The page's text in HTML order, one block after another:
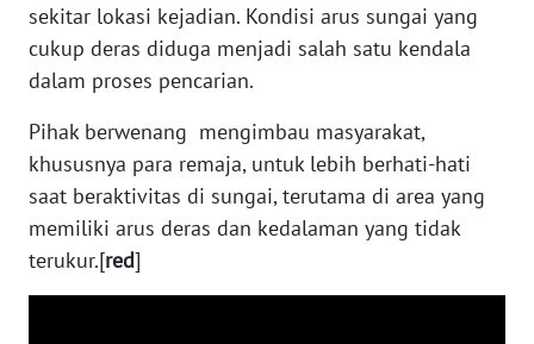
sekitar lokasi kejadian. Kondisi arus sungai yang
cukup deras diduga menjadi salah satu kendala
dalam proses pencarian.
Pihak berwenang mengimbau masyarakat,
khususnya para remaja, untuk lebih berhati-hati
saat beraktivitas di sungai, terutama di area yang
memiliki arus deras dan kedalaman yang tidak
terukur.[red]
WN
LAMPUNG
JATENG
WN
NUSANTARA
WN